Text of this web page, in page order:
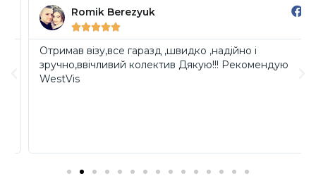
Romik Berezyuk
 
Отримав візу,все гаразд ,швидко ,надійно і
зручно,ввічливий колектив Дякую!!! Рекомендую
WestVis